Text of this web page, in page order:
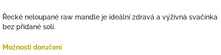
Řecké neloupané raw mandle je ideální zdravá a výživná svačinka
bez přidané soli.
Možnosti doručení